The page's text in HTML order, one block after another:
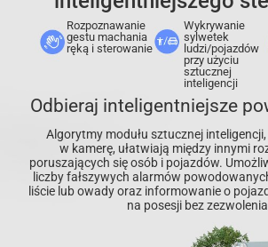
Wykrywanie
sylwetek
ludzi/pojazdów
przy użyciu
sztucznej
inteligencji
Rozpoznawanie
gestu machania
ręką i sterowanie
Odbieraj inteligentniejsze
Algorytmy modułu sztucznej
w kamerę, ułatwiają między innymi
poruszających się osób i pojazdów.
liczby fałszywych alarmów
liście lub owady oraz informowanie o
na posesji bez